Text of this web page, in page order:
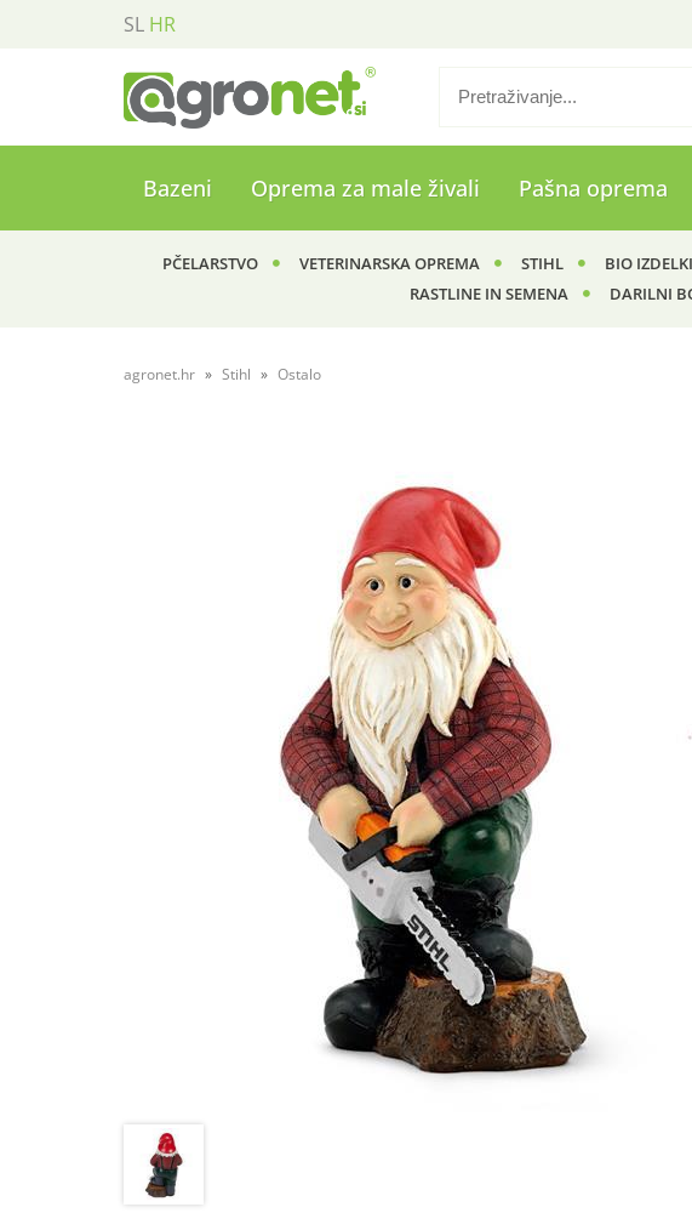
SL HR
Bazeni Oprema za male živali Pašna oprema
PČELARSTVO VETERINARSKA OPREMA STIHL BIO IZDELKI
RASTLINE IN SEMENA
DARILNI
agronet.hr Stihl Ostalo